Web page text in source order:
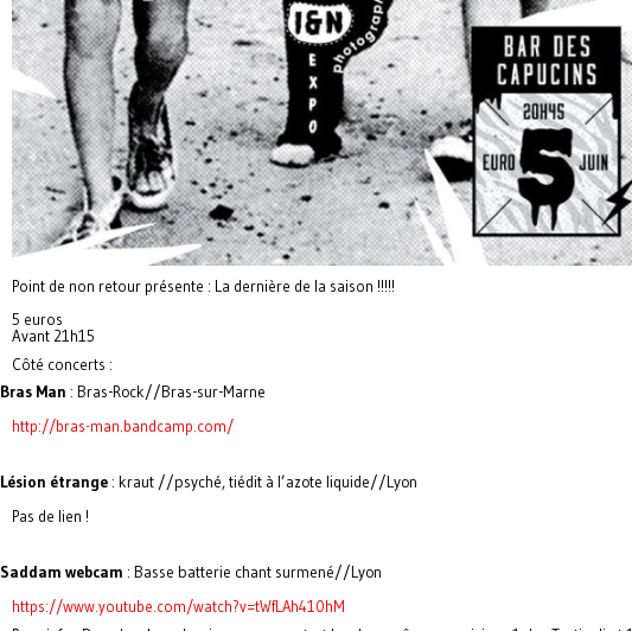
Point de non retour présente : La dernière de la saison !!!!!
5 euros
Avant 21h15
Côté concerts :
Bras Man : Bras-Rock//Bras-sur-Marne
http://bras-man.bandcamp.com/
Lésion étrange : kraut //psyché, tiédit à l’azote liquide//Lyon
Pas de lien !
Saddam webcam : Basse batterie chant surmené//Lyon
https://www.youtube.com/watch?v=tWfLAh410hM